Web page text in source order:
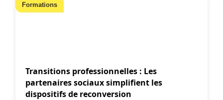
Formations
Transitions professionnelles : Les
partenaires sociaux simplifient les
dispositifs de reconversion